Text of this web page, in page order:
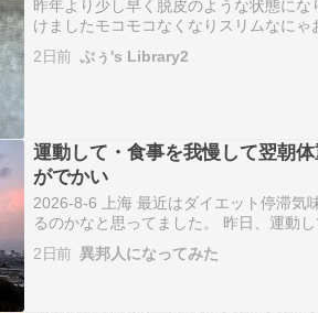
昨年より少し早く脱皮のような状態に
けましたモコモコなくなりスリムなに
約４.３ｋｇでした！酷暑とはいえ、こ
のお散歩に行きたがるので、前と反対
2日前 ぷぅ's Library2
運動して・食事を我慢して翌朝
がでかい
2026-8-6 上海 最近はダイエット停滞気
るのかなと思ってました。 昨日、運動
て、翌朝の体重計。。計ると体重が
0.01kg。。。まあ誤差ですけど、これ
2日前 異邦人になってみた